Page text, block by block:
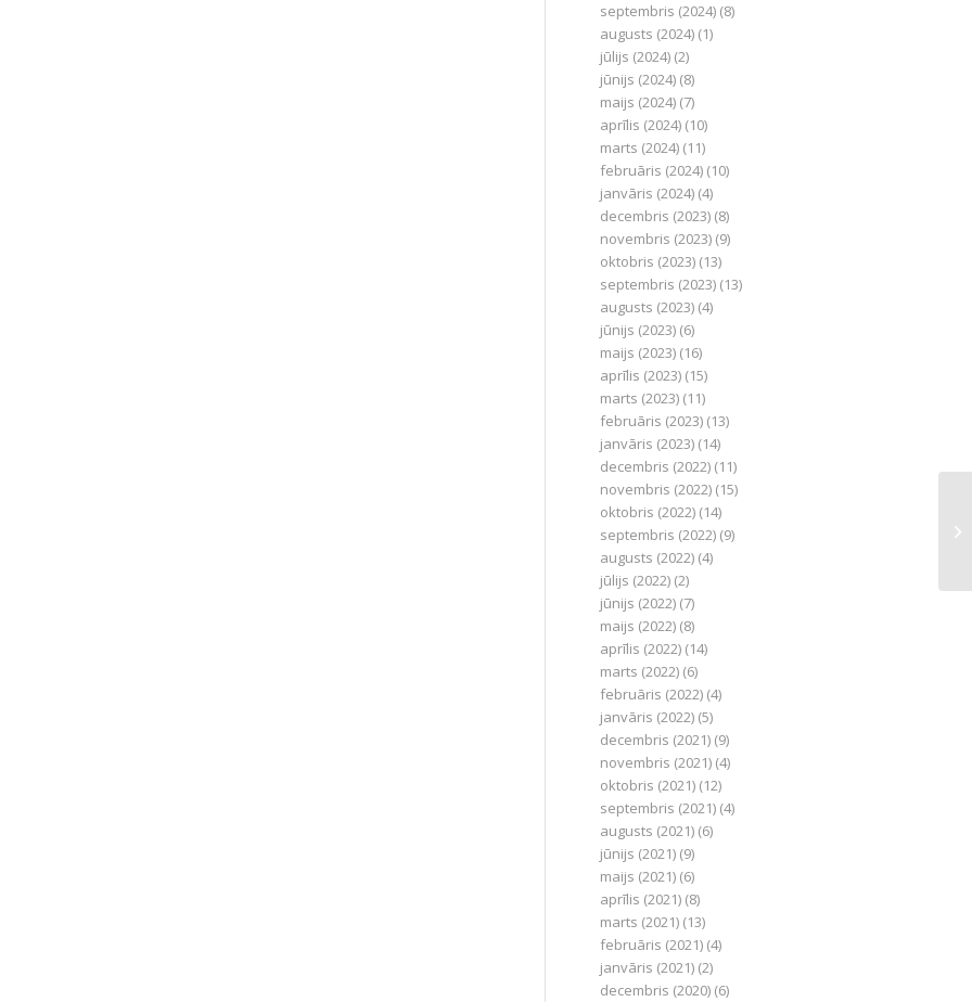
septembris (2024) (8)
augusts (2024) (1)
jūlijs (2024) (2)
jūnijs (2024) (8)
maijs (2024) (7)
aprīlis (2024) (10)
marts (2024) (11)
februāris (2024) (10)
janvāris (2024) (4)
decembris (2023) (8)
novembris (2023) (9)
oktobris (2023) (13)
septembris (2023) (13)
augusts (2023) (4)
jūnijs (2023) (6)
maijs (2023) (16)
aprīlis (2023) (15)
marts (2023) (11)
februāris (2023) (13)
janvāris (2023) (14)
decembris (2022) (11)
novembris (2022) (15)
oktobris (2022) (14)
septembris (2022) (9)
augusts (2022) (4)
jūlijs (2022) (2)
jūnijs (2022) (7)
maijs (2022) (8)
aprīlis (2022) (14)
marts (2022) (6)
februāris (2022) (4)
janvāris (2022) (5)
decembris (2021) (9)
novembris (2021) (4)
oktobris (2021) (12)
septembris (2021) (4)
augusts (2021) (6)
jūnijs (2021) (9)
maijs (2021) (6)
aprīlis (2021) (8)
marts (2021) (13)
februāris (2021) (4)
janvāris (2021) (2)
decembris (2020) (6)